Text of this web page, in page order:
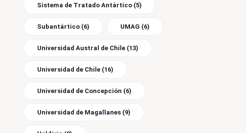
Sistema de Tratado Antártico (5)
Subantártico (6) UMAG (6)
Universidad Austral de Chile (13)
Universidad de Chile (16)
Universidad de Concepción (6)
Universidad de Magallanes (9)